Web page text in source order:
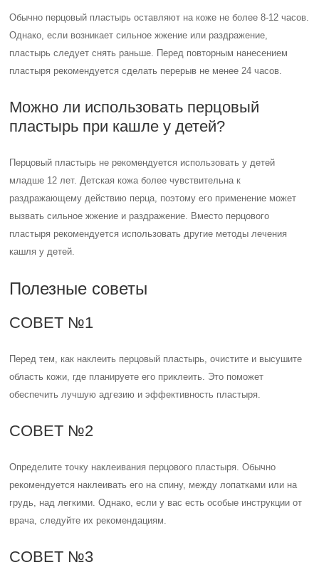
Обычно перцовый пластырь оставляют на коже не более 8-12 часов.
Однако, если возникает сильное жжение или раздражение,
пластырь следует снять раньше. Перед повторным нанесением
пластыря рекомендуется сделать перерыв не менее 24 часов.
Можно ли использовать перцовый
пластырь при кашле у детей?
Перцовый пластырь не рекомендуется использовать у детей
младше 12 лет. Детская кожа более чувствительна к
раздражающему действию перца, поэтому его применение может
вызвать сильное жжение и раздражение. Вместо перцового
пластыря рекомендуется использовать другие методы лечения
кашля у детей.
Полезные советы
СОВЕТ №1
Перед тем, как наклеить перцовый пластырь, очистите и высушите
область кожи, где планируете его приклеить. Это поможет
обеспечить лучшую адгезию и эффективность пластыря.
СОВЕТ №2
Определите точку наклеивания перцового пластыря. Обычно
рекомендуется наклеивать его на спину, между лопатками или на
грудь, над легкими. Однако, если у вас есть особые инструкции от
врача, следуйте их рекомендациям.
СОВЕТ №3